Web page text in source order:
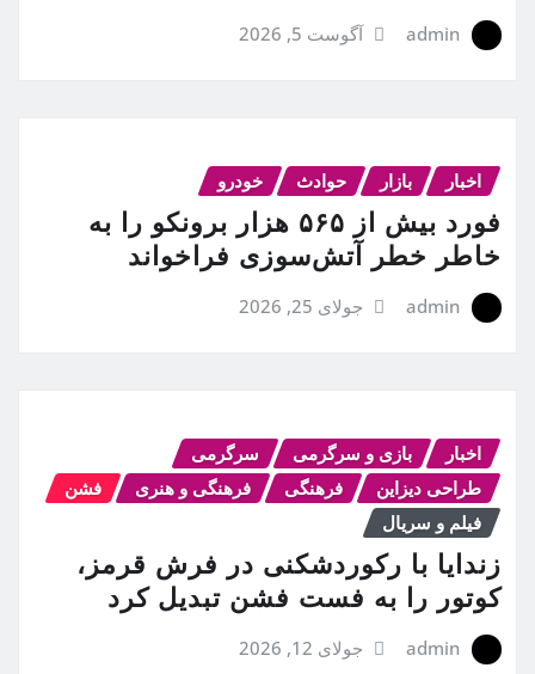
admin آگوست 5, 2026
اخبار بازار حوادث خودرو
فورد بیش از ۵۶۵ هزار برونکو را به
خاطر خطر آتش‌سوزی فراخواند
admin جولای 25, 2026
اخبار بازی و سرگرمی
سرگرمی
طراحی دیزاین
فرهنگی فرهنگی و هنری
فشن
فیلم و سریال
زندایا با رکوردشکنی در فرش قرمز،
کوتور را به فست فشن تبدیل کرد
admin جولای 12, 2026